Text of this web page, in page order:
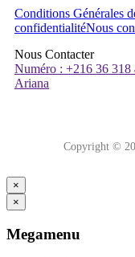
Conditions Générales
confidentialitéNous
Nous Contacter
Numéro : +216 36 318
Ariana
Copyright ©
×
×
Megamenu